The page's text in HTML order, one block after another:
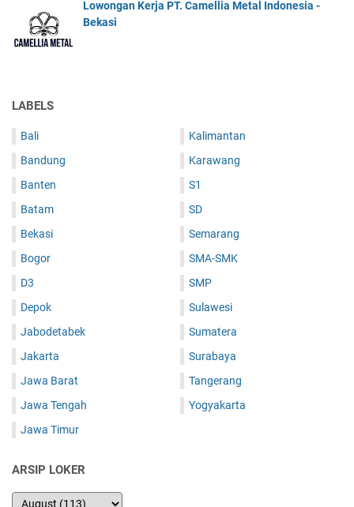
Lowongan Kerja PT. Camellia Metal Indonesia -
Bekasi
LABELS
Bali
Bandung
Banten
Batam
Bekasi
Bogor
D3
Depok
Jabodetabek
Jakarta
Jawa Barat
Jawa Tengah
Jawa Timur
Kalimantan
Karawang
S1
SD
Semarang
SMA-SMK
SMP
Sulawesi
Sumatera
Surabaya
Tangerang
Yogyakarta
ARSIP LOKER